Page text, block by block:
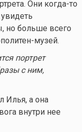
Они когда-то
но больше всего
музей.
портрет
с ним,
Илья, а она
внутри нее